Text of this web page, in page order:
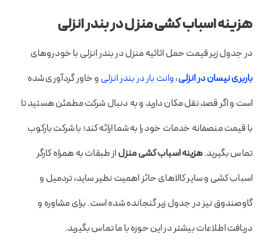
هزینه اسباب کشی منزل در بندر انزلی
در جدول زیر قیمت حمل اثاثیه منزل در بندر انزلی با خودروهای
باربری نیسان در انزلی،وانت بار در بندر انزلی و خاور گردآوری شده
است و اگر قصد نقل مکان دارید و به دنبال شرکت مطمئن هستید تا
با قیمت منصفانه خدمات خود را به شما ارائه کند؛ با شرکت بارکوب
تماس بگیرید.هزینه اسباب کشی منزلاز طبقات به همراه کارگر
اسباب کشی و سایر کالاهای حائز اهمیت نظیر ساید، تردمیل و
گاوصندوق نیز در جدول زیر گنجانده شده است. برای مشاوره و
دریافت اطلاعات بیشتر در این حوزه با ما تماس بگیرید.